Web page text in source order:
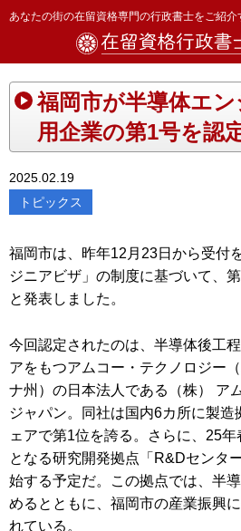
あなたの街の在留資格専門の行政書士をご紹介
福岡市が半導体エ
用企業の第1号を認
2025.02.19
トピックス
福岡市は、昨年12月23日から受付
ジニアビザ」の制度に基づいて、
と発表しました。
今回認定されたのは、半導体後工
アをもつアムコー・テクノロジー
ナ州）の日本法人である（株） ア
ジャパン。同社は国内6カ所に製造
ェアで第1位を誇る。さらに、25
となる研究開発拠点「R&Dセンタ
始する予定だ。この拠点では、半
めるとともに、福岡市の産業振興
れている。